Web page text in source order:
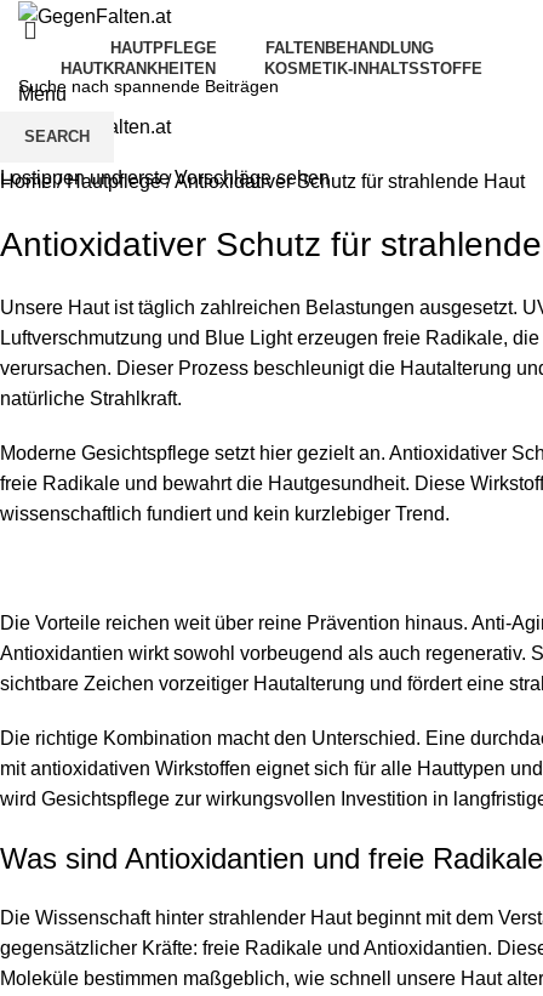
HAUTPFLEGE
FALTENBEHANDLUNG
HAUTKRANKHEITEN
KOSMETIK-INHALTSSTOFFE
Menu
Home/Hautpflege/Antioxidativer Schutz für strahlende Haut
Antioxidativer Schutz für
Unsere Haut ist täglich zahlreichen Belastungen ausgesetzt.
Luftverschmutzung und Blue Light erzeugen freie Radikale,
verursachen. Dieser Prozess beschleunigt die Hautalterung
natürliche Strahlkraft.
Moderne Gesichtspflege setzt hier gezielt an. Antioxidativer
freie Radikale und bewahrt die Hautgesundheit. Diese
wissenschaftlich fundiert und kein kurzlebiger Trend.
Die Vorteile reichen weit über reine Prävention hinaus. Anti-
Antioxidantien wirkt sowohl vorbeugend als auch regenerativ.
sichtbare Zeichen vorzeitiger Hautalterung und fördert eine
Die richtige Kombination macht den Unterschied. Eine
mit antioxidativen Wirkstoffen eignet sich für alle Hauttypen
wird Gesichtspflege zur wirkungsvollen Investition in
Was sind Antioxidantien und freie
Die Wissenschaft hinter strahlender Haut beginnt mit dem
gegensätzlicher Kräfte: freie Radikale und Antioxidantien.
Moleküle bestimmen maßgeblich, wie schnell unsere Haut
SEARCH
Lostippen und erste Vorschläge sehen